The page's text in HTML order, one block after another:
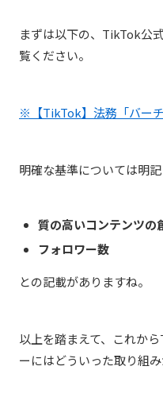
まずは以下の、TikTok公
覧ください。
※【TikTok】法務「バーチ
明確な基準については明記
質の高いコンテンツの
フォロワー数
との記載がありますね。
以上を踏まえて、これか
ーにはどういった取り組